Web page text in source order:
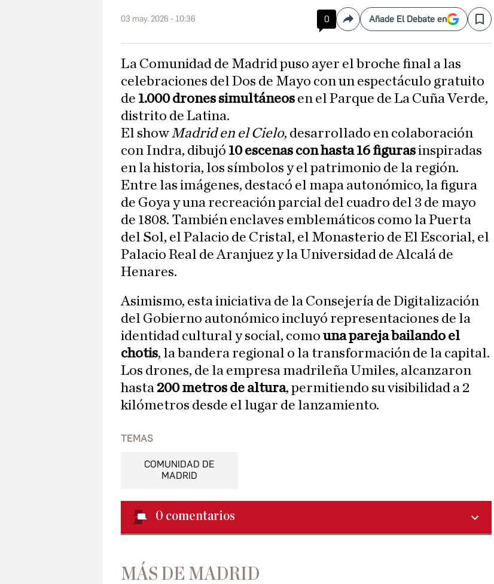
03 may. 2026 - 10:36 0 CompartirAñade El Debate en Save
La Comunidad de Madrid puso ayer el broche final a las
celebraciones del Dos de Mayo con un espectáculo gratuito
de 1.000 drones simultáneos en el Parque de La Cuña Verde,
distrito de Latina.
El show Madrid en el Cielo, desarrollado en colaboración
con Indra, dibujó 10 escenas con hasta 16 figurasinspiradas
en la historia, los símbolos y el patrimonio de la región.
Entre las imágenes, destacó el mapa autonómico, la figura
de Goya y una recreación parcial del cuadro del 3 de mayo
de 1808. También enclaves emblemáticos como la Puerta
del Sol, el Palacio de Cristal, el Monasterio de El Escorial, el
Palacio Real de Aranjuez y la Universidad de Alcalá de
Henares.
Asimismo, esta iniciativa de la Consejería de Digitalización
del Gobierno autonómico incluyó representaciones de la
identidad cultural y social, como una pareja bailando el
chotis, la bandera regional o la transformación de la capital.
Los drones, de la empresa madrileña Umiles, alcanzaron
hasta 200 metros de altura, permitiendo su visibilidad a 2
kilómetros desde el lugar de lanzamiento.
TEMAS
COMUNIDAD DE
MADRID
0 comentarios
MÁS DE MADRID